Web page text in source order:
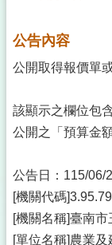
公告內容
公開取得報價單
該顯示之欄位包
公開之「預算金
公告日：115/06/
[機關代碼]3.95.79
[機關名稱]臺南
[單位名稱]農業及